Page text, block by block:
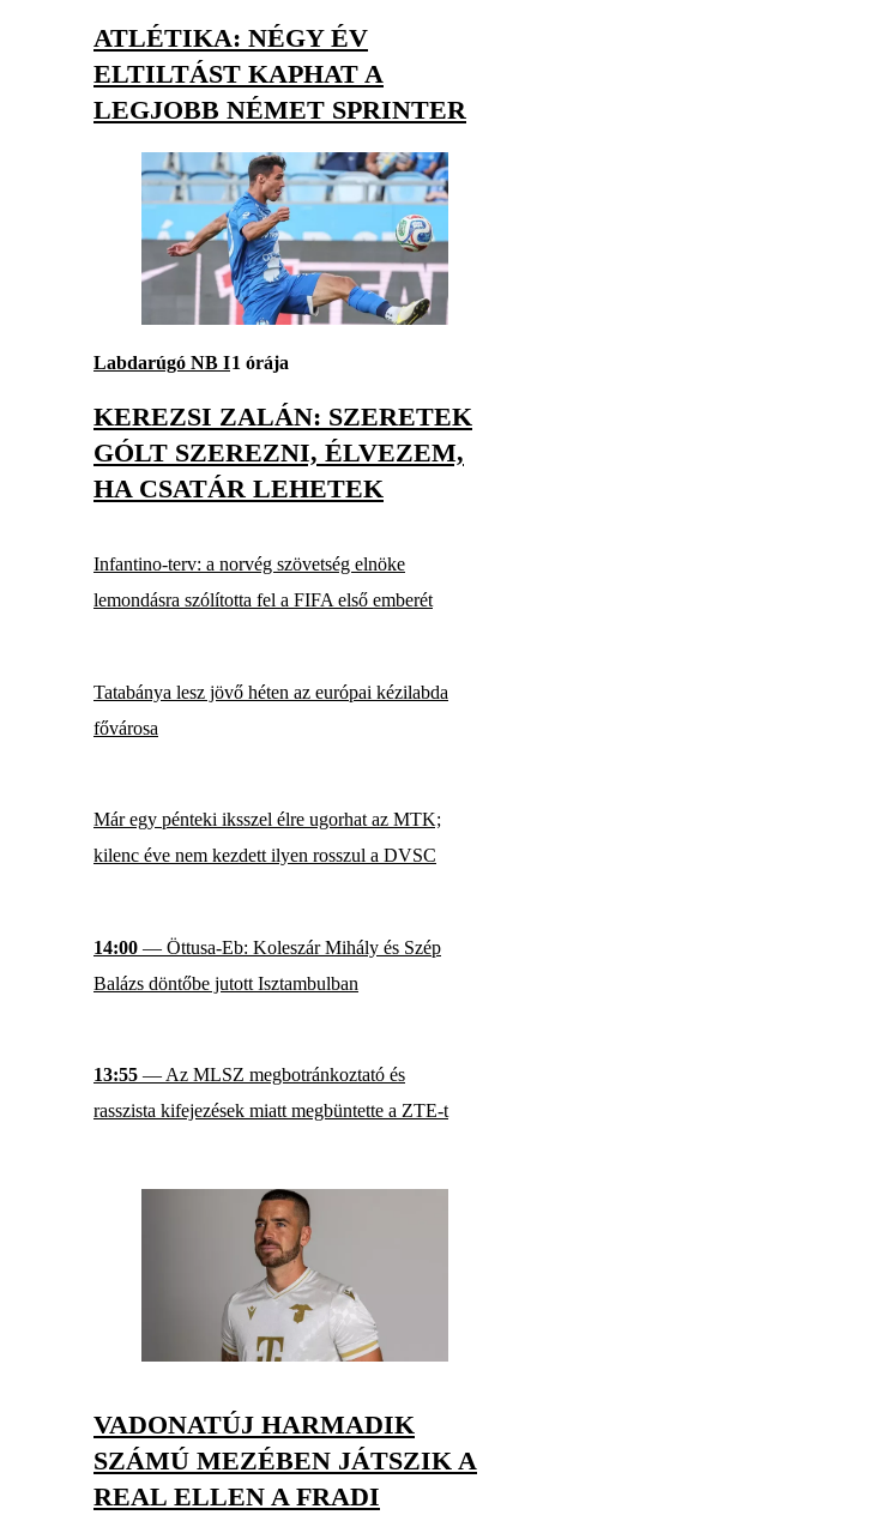
ATLÉTIKA: NÉGY ÉV
ELTILTÁST KAPHAT A
LEGJOBB NÉMET SPRINTER
Labdarúgó NB I1 órája
KEREZSI ZALÁN: SZERETEK
GÓLT SZEREZNI, ÉLVEZEM,
HA CSATÁR LEHETEK
Infantino-terv: a norvég szövetség elnöke
lemondásra szólította fel a FIFA első emberét
Tatabánya lesz jövő héten az európai kézilabda
fővárosa
Már egy pénteki iksszel élre ugorhat az MTK;
kilenc éve nem kezdett ilyen rosszul a DVSC
14:00 — Öttusa-Eb: Koleszár Mihály és Szép
Balázs döntőbe jutott Isztambulban
13:55 — Az MLSZ megbotránkoztató és
rasszista kifejezések miatt megbüntette a ZTE-t
VADONATÚJ HARMADIK
SZÁMÚ MEZÉBEN JÁTSZIK A
REAL ELLEN A FRADI